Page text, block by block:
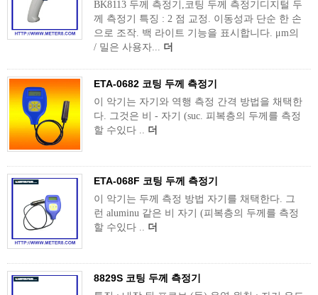
BK8113 두께 측정기,코팅 두께 측정기디지털 두
께 측정기 특징 : 2 점 교정. 이동성과 단순 한 손
으로 조작. 백 라이트 기능을 표시합니다. μm의
/ 밀은 사용자... 더
ETA-0682 코팅 두께 측정기
이 악기는 자기와 역행 측정 간격 방법을 채택한
다. 그것은 비 - 자기 (suc. 피복층의 두께를 측정
할 수있다 .. 더
ETA-068F 코팅 두께 측정기
이 악기는 두께 측정 방법 자기를 채택한다. 그
런 aluminu 같은 비 자기 (피복층의 두께를 측정
할 수있다 .. 더
8829S 코팅 두께 측정기